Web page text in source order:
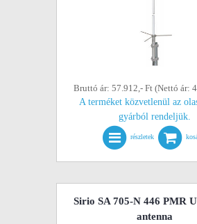
Bruttó ár: 57.912,- Ft (Nettó ár:
A terméket közvetlenül az
gyárból rendeljük.
részletek
Sirio SA 705-N 446 PMR
antenna